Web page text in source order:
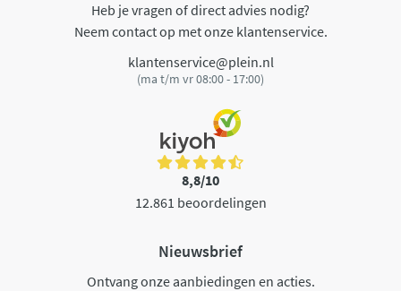
Heb je vragen of direct advies nodig?
Neem contact op met onze klantenservice.
klantenservice@plein.nl
(ma t/m vr 08:00 - 17:00)
8,8/10
12.861 beoordelingen
Nieuwsbrief
Ontvang onze aanbiedingen en acties.